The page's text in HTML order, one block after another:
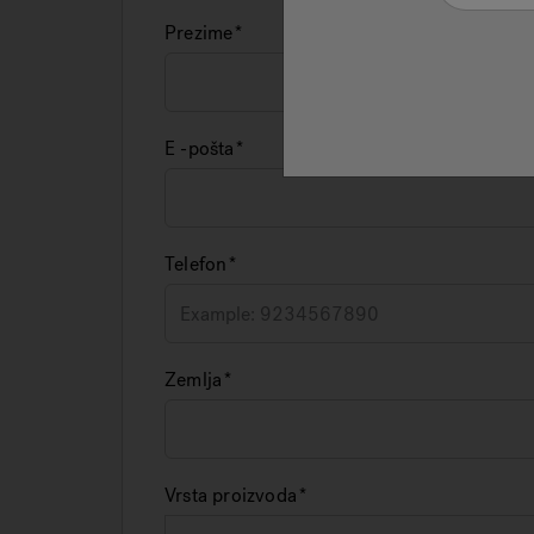
Prezime
E -pošta
Telefon
Zemlja
Vrsta proizvoda